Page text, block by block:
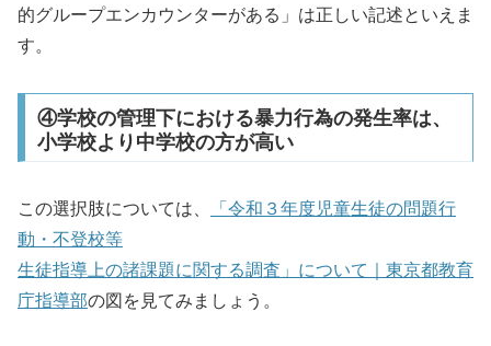
的グループエンカウンターがある」は正しい記述といえま
す。
④学校の管理下における暴力行為の発生率は、
小学校より中学校の方が高い
この選択肢については、
「令和３年度児童生徒の問題行
動・不登校等
生徒指導上の諸課題に関する調査」について｜東京都教育
庁指導部の図を見てみましょう。